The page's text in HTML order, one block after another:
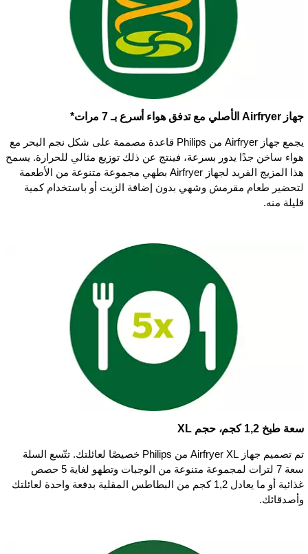
جهاز Airfryer الأصلي مع تدفق هواء أسرع بـ 7 مرات*
يجمع جهاز Airfryer من Philips قاعدة مصممة على شكل نجم البحر مع
هواء ساخن جدًا يدور بسرعة، فينتج عن ذلك توزيع مثالي للحرارة. يسمح
هذا المزيج الفريد لجهاز Airfryer بطهي مجموعة متنوعة من الأطعمة
لتحضير طعام مقرمش وشهي بدون إضافة الزيت أو باستخدام كمية
قليلة منه.
سعة طبخ 1,2 كجم، حجم XL
تم تصميم جهاز Airfryer XL من Philips خصيصًا لعائلتك. تتّسع السلة
سعة 7 لترات لمجموعة متنوعة من الوجبات وتطهو لغاية 5 حصص
غذائية أو ما يعادل 1,2 كجم من البطاطس المقلية بدفعة واحدة لعائلتك
وأصدقائك.